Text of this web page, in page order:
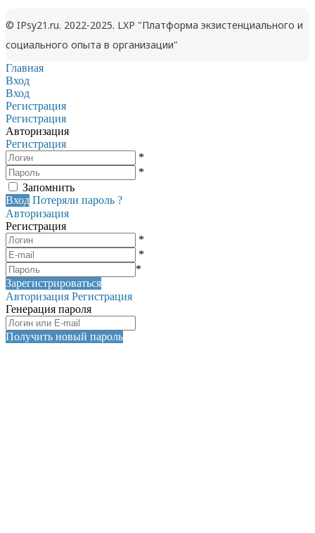
© IPsy21.ru. 2022-2025. LXP "Платформа экзистенциального и
социального опыта в организации"
Главная
Вход
Вход
Регистрация
Регистрация
Авторизация
Регистрация
*
*
Запомнить
Вход Потеряли пароль ?
Авторизация
Регистрация
*
*
*
Зарегистрироваться
Авторизация Регистрация
Генерация пароля
Получить новый пароль